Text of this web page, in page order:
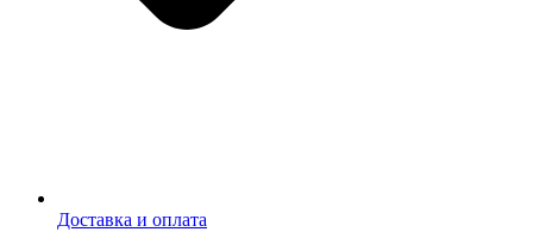
Доставка и оплата